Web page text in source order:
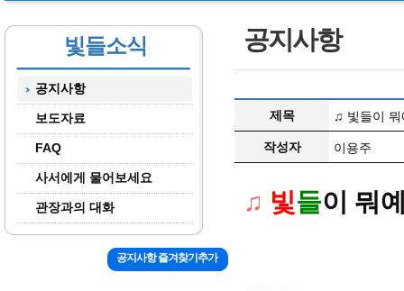
빛들소식
공지사항
보도자료
FAQ
사서에게 물어보세요
관장과의 대화
공지사항
제목 ♫ 빛들이 뭐
작성자 이용주
♫ 빛들이 뭐
공지사항 즐겨찾기추가